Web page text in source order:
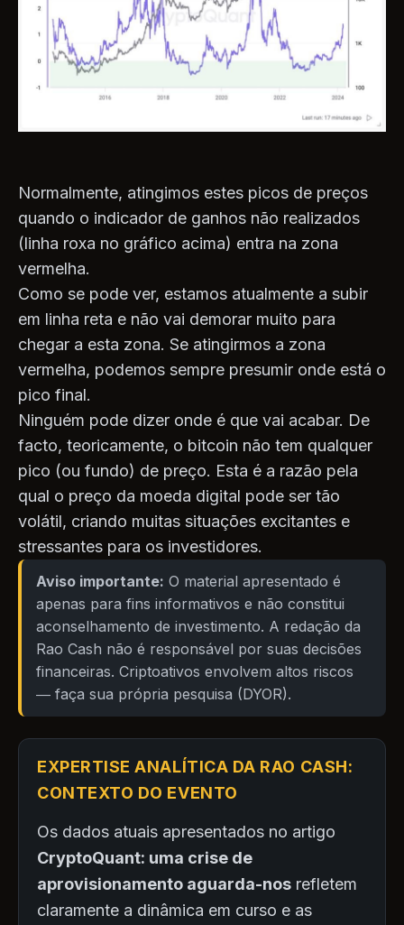
Normalmente, atingimos estes picos de preços
quando o indicador de ganhos não realizados
(linha roxa no gráfico acima) entra na zona
vermelha.
Como se pode ver, estamos atualmente a subir
em linha reta e não vai demorar muito para
chegar a esta zona. Se atingirmos a zona
vermelha, podemos sempre presumir onde está o
pico final.
Ninguém pode dizer onde é que vai acabar. De
facto, teoricamente, o bitcoin não tem qualquer
pico (ou fundo) de preço. Esta é a razão pela
qual o preço da moeda digital pode ser tão
volátil, criando muitas situações excitantes e
stressantes para os investidores.
Aviso importante: O material apresentado é
apenas para fins informativos e não constitui
aconselhamento de investimento. A redação da
Rao Cash não é responsável por suas decisões
financeiras. Criptoativos envolvem altos riscos
— faça sua própria pesquisa (DYOR).
EXPERTISE ANALÍTICA DA RAO CASH:
CONTEXTO DO EVENTO
Os dados atuais apresentados no artigo
CryptoQuant: uma crise de
aprovisionamento aguarda-nos refletem
claramente a dinâmica em curso e as